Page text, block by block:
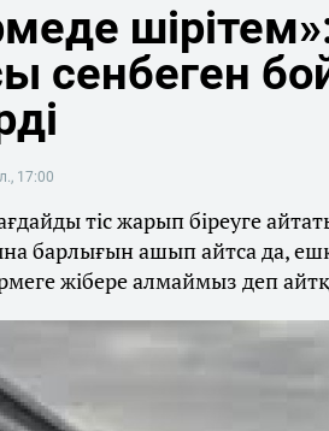
сенбеген
17:00
тіс жарып біреуге
барлығын ашып айтса да,
жібере алмаймыз деп